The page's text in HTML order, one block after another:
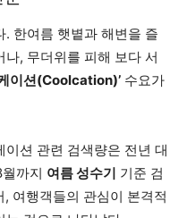
한여름 햇볕과 해변을 즐
, 무더위를 피해 보다 서
이션(Coolcation)’ 수요가
션 관련 검색량은 전년 대
까지 여름 성수기 기준 검
여행객들의 관심이 본격적